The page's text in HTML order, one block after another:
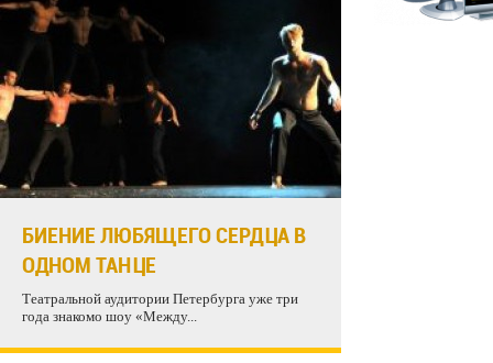
БИЕНИЕ ЛЮБЯЩЕГО СЕРДЦА В
ОДНОМ ТАНЦЕ
Театральной аудитории Петербурга уже три
года знакомо шоу «Между...